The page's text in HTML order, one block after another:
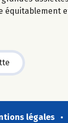
équitablement
légales